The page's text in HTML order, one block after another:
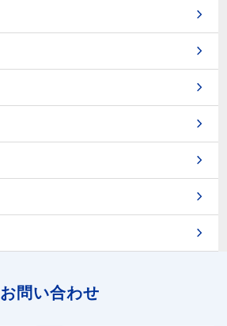
お問い合わせ